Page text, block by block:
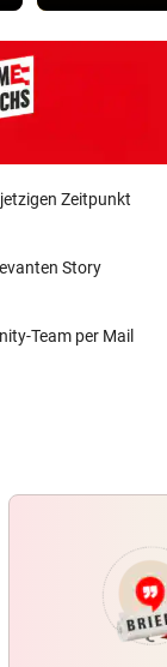
Zeitpunkt
Story
Team per Mail